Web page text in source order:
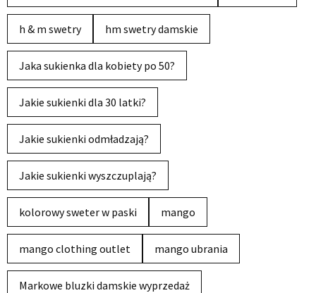
h & m swetry hm swetry damskie
Jaka sukienka dla kobiety po 50?
Jakie sukienki dla 30 latki?
Jakie sukienki odmładzają?
Jakie sukienki wyszczuplają?
kolorowy sweter w paski mango
mango clothing outlet mango ubrania
Markowe bluzki damskie wyprzedaż